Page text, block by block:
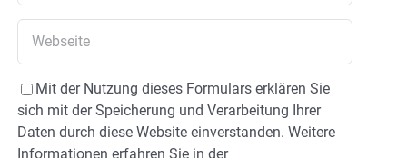
Mit der Nutzung dieses Formulars erklären Sie
sich mit der Speicherung und Verarbeitung Ihrer
Daten durch diese Website einverstanden. Weitere
Informationen erfahren Sie in der